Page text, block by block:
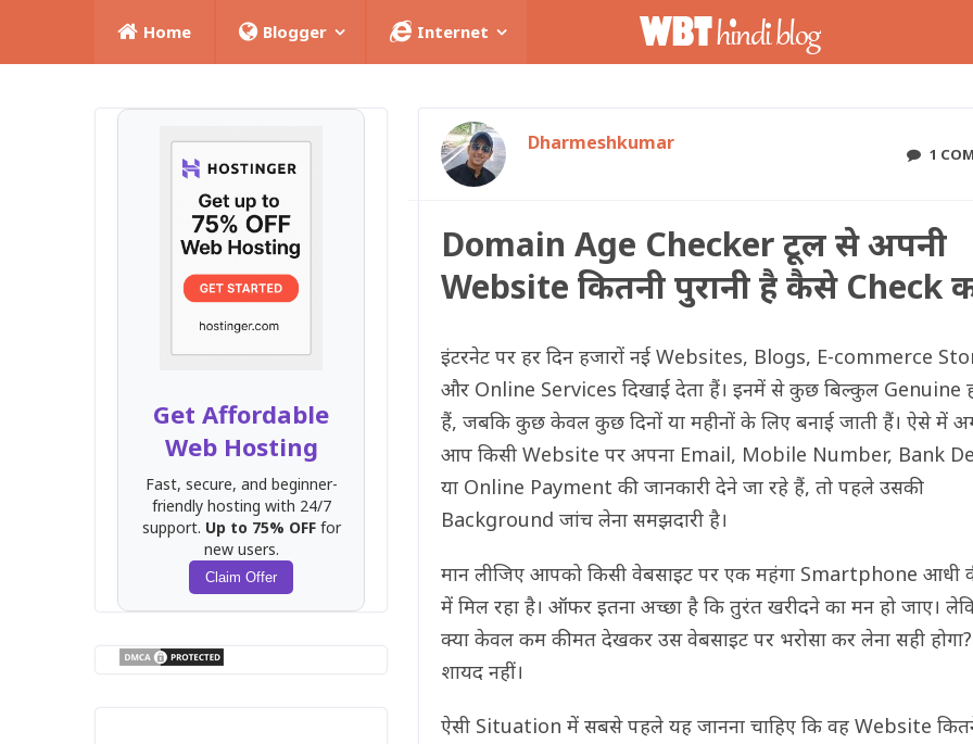
Home Blogger Internet
Dharmeshkumar 1
Domain Age Checker टूल से अपनी
Website कितनी पुरानी है कैसे Check
इंटरनेट पर हर दिन हजारों नई Websites, Blogs, E-commerce
और Online Services दिखाई देता हैं। इनमें से कुछ बिल्कुल Genuine
हैं, जबकि कुछ केवल कुछ दिनों या महीनों के लिए बनाई जाती हैं। ऐसे में
आप किसी Website पर अपना Email, Mobile Number, Bank
या Online Payment की जानकारी देने जा रहे हैं, तो पहले उसकी
Background जांच लेना समझदारी है।
मान लीजिए आपको किसी वेबसाइट पर एक महंगा Smartphone आधी
में मिल रहा है। ऑफर इतना अच्छा है कि तुरंत खरीदने का मन हो जाए।
क्या केवल कम कीमत देखकर उस वेबसाइट पर भरोसा कर लेना सही होगा?
शायद नहीं।
ऐसी Situation में सबसे पहले यह जानना चाहिए कि वह Website
Get Affordable
Web Hosting
Fast, secure, and beginner-
friendly hosting with 24/7
support. Up to 75% OFFfor
new users.
Claim Offer